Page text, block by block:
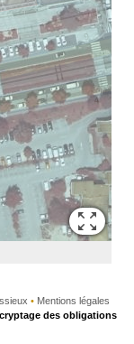
•Mentions légales
des obligations